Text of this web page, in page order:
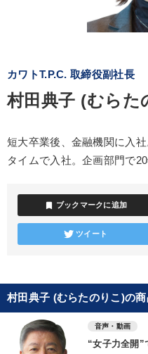
カワトT.P.C. 取締役副社長
村田典子 (むらた
短大卒業後、金融機関に入
タイムで入社。企画部門で
bookmark ブックマークに追加
ツイート
村田典子 (むらたのりこ)の
音声・動画
“女子力全開”